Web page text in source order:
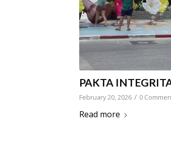
PAKTA
February 20, 2026 / 0
Read more